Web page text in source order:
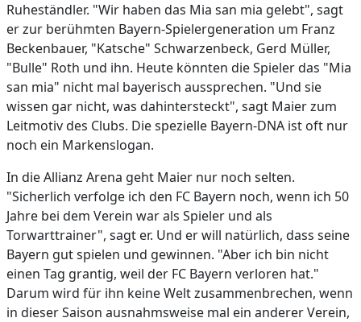
Ruheständler. "Wir haben das Mia san mia gelebt", sagt
er zur berühmten Bayern-Spielergeneration um Franz
Beckenbauer, "Katsche" Schwarzenbeck, Gerd Müller,
"Bulle" Roth und ihn. Heute könnten die Spieler das "Mia
san mia" nicht mal bayerisch aussprechen. "Und sie
wissen gar nicht, was dahintersteckt", sagt Maier zum
Leitmotiv des Clubs. Die spezielle Bayern-DNA ist oft nur
noch ein Markenslogan.
In die Allianz Arena geht Maier nur noch selten.
"Sicherlich verfolge ich den FC Bayern noch, wenn ich 50
Jahre bei dem Verein war als Spieler und als
Torwarttrainer", sagt er. Und er will natürlich, dass seine
Bayern gut spielen und gewinnen. "Aber ich bin nicht
einen Tag grantig, weil der FC Bayern verloren hat."
Darum wird für ihn keine Welt zusammenbrechen, wenn
in dieser Saison ausnahmsweise mal ein anderer Verein,